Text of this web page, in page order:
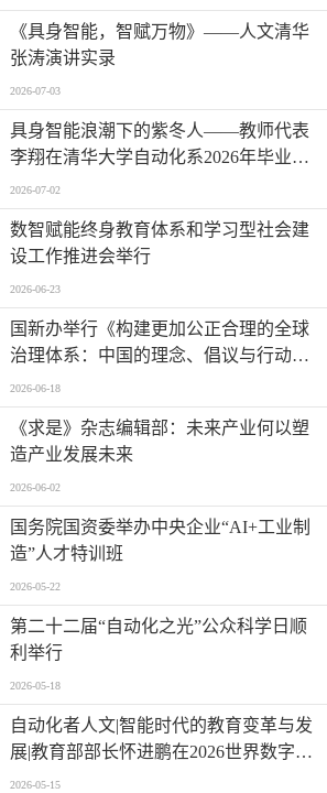
《具身智能，智赋万物》——人文清华
张涛演讲实录
2026-07-03
具身智能浪潮下的紫冬人——教师代表
李翔在清华大学自动化系2026年毕业典
礼上的讲话
2026-07-02
数智赋能终身教育体系和学习型社会建
设工作推进会举行
2026-06-23
国新办举行《构建更加公正合理的全球
治理体系：中国的理念、倡议与行动》
白皮书新闻发布会
2026-06-18
《求是》杂志编辑部：未来产业何以塑
造产业发展未来
2026-06-02
国务院国资委举办中央企业“AI+工业制
造”人才特训班
2026-05-22
第二十二届“自动化之光”公众科学日顺
利举行
2026-05-18
自动化者人文|智能时代的教育变革与发
展|教育部部长怀进鹏在2026世界数字教
育大会上的主旨演讲
2026-05-15